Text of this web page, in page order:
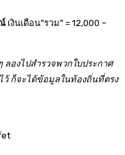
เงินเดือน”รวม” = 12,000 –
ลองไปสำรวจพวกใบประกาศ
ว้ ก็จะได้ข้อมูลในท้องถิ่นที่ตรง